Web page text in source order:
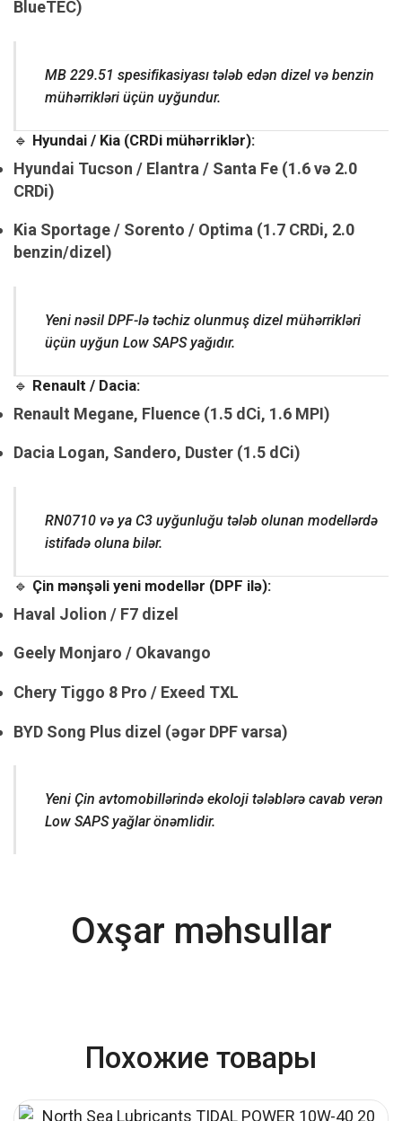
BlueTEC)
MB 229.51 spesifikasiyası tələb edən dizel və benzin
mühərrikləri üçün uyğundur.
🔹 Hyundai / Kia (CRDi mühərriklər):
Hyundai Tucson / Elantra / Santa Fe (1.6 və 2.0
CRDi)
Kia Sportage / Sorento / Optima (1.7 CRDi, 2.0
benzin/dizel)
Yeni nəsil DPF-lə təchiz olunmuş dizel mühərrikləri
üçün uyğun Low SAPS yağıdır.
🔹 Renault / Dacia:
Renault Megane, Fluence (1.5 dCi, 1.6 MPI)
Dacia Logan, Sandero, Duster (1.5 dCi)
RN0710 və ya C3 uyğunluğu tələb olunan modellərdə
istifadə oluna bilər.
🔹 Çin mənşəli yeni modellər (DPF ilə):
Haval Jolion / F7 dizel
Geely Monjaro / Okavango
Chery Tiggo 8 Pro / Exeed TXL
BYD Song Plus dizel (əgər DPF varsa)
Yeni Çin avtomobillərində ekoloji tələblərə cavab verən
Low SAPS yağlar önəmlidir.
Oxşar məhsullar
Похожие товары